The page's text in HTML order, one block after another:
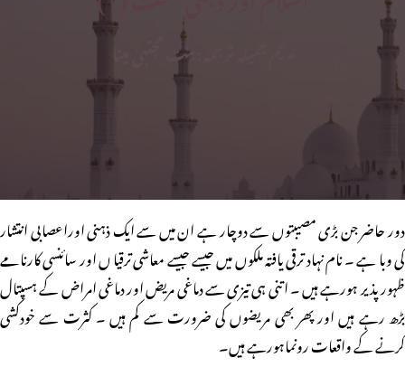
مریم جمیلہ ترجمہ: بنت مجتبیٰ مینا
دور حاضر جن بڑی مصیبتوں سے دوچار ہے ان میں سے ایک ذہنی اوراعصابی انتشار
کی وبا ہے ۔ نام نہاد ترقی یافتہ ملکوں میں جیسے جیسے معاشی ترقیا ں اور سائنسی کارنامے
ظہور پذیر ہورہے ہیں ۔ اتنی ہی تیزی سے دماغی مریض اور دماغی امراض کے ہسپتال
بڑھ رہے ہیں اور پھر بھی مریضوں کی ضرورت سے کم ہیں ۔ کثرت سے خودکشی
کرنے کے واقعات رونماہورہے ہیں۔